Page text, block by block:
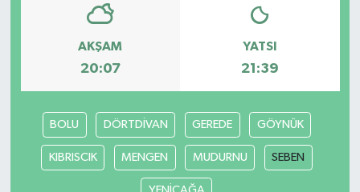
AKŞAM
20:07
YATSI
21:39
BOLU DÖRTDİVAN GEREDE GÖYNÜK
KIBRISCIK MENGEN MUDURNU SEBEN
Yaşam